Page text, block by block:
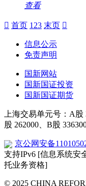
查看
首页 1 23 末页
信息公示
免责声明
国新网站
国新国证投资
国新国证期货
上海交易单元号：A股
股 262000、B股
京公网安备
支持IPv6 [信息系统安
托业务资格]
© 2025 CHINA